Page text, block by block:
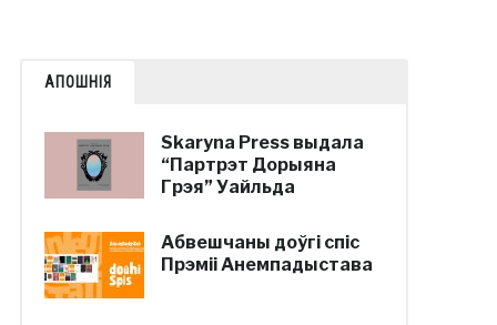
АПОШНІЯ
Skaryna Press выдала
“Партрэт Дорыяна
Грэя” Уайльда
Абвешчаны доўгі спіс
Прэміі Анемпадыстава